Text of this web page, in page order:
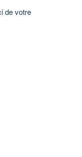
de votre